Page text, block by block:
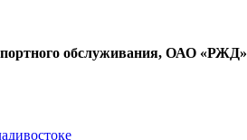
обслуживания, ОАО «РЖД»